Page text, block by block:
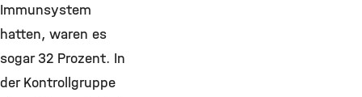
Immunsystem
hatten, waren es
sogar 32 Prozent. In
der Kontrollgruppe